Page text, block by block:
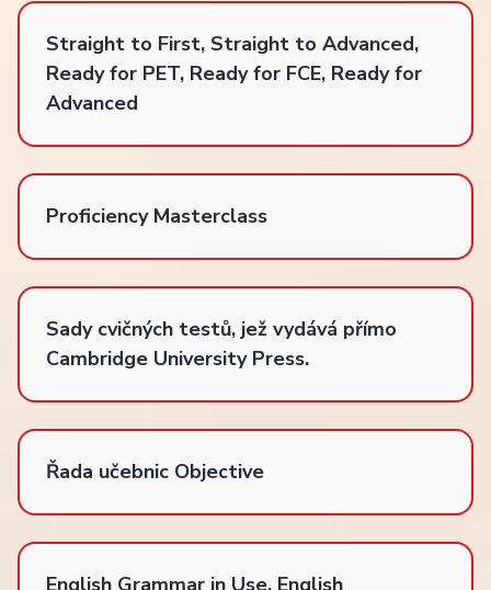
Straight to First, Straight to Advanced,
Ready for PET, Ready for FCE, Ready for
Advanced
Proficiency Masterclass
Sady cvičných testů, jež vydává přímo
Cambridge University Press.
Řada učebnic Objective
English Grammar in Use, English